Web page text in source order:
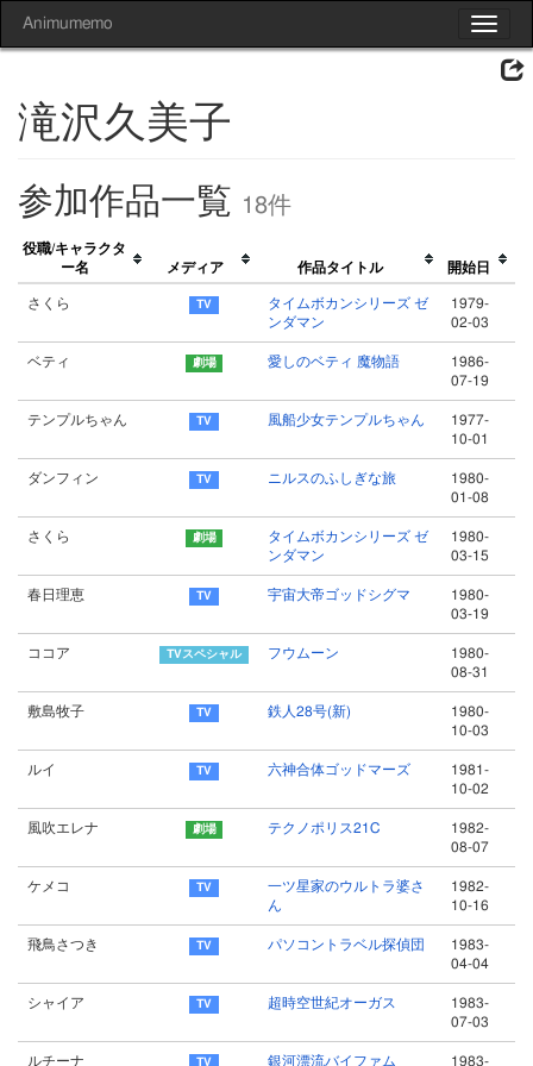
Toggle
Animumemo
滝沢久美子
参加作品一覧 18件
役職/キャラクタ
ー名
メディア 作品タイトル 開始日
さくら
タイムボカンシリーズ ゼ
ンダマン
1979-
02-03
ベティ 愛しのベティ 魔物語
1986-
07-19
テンプルちゃん 風船少女テンプルちゃん
1977-
10-01
ダンフィン ニルスのふしぎな旅
1980-
01-08
さくら
タイムボカンシリーズ ゼ
ンダマン
1980-
03-15
春日理恵 宇宙大帝ゴッドシグマ
1980-
03-19
ココア フウムーン
1980-
08-31
敷島牧子 鉄人28号(新)
1980-
10-03
ルイ 六神合体ゴッドマーズ
1981-
10-02
風吹エレナ テクノポリス21C
1982-
08-07
ケメコ
一ツ星家のウルトラ婆さ
ん
1982-
10-16
飛鳥さつき パソコントラベル探偵団
1983-
04-04
シャイア 超時空世紀オーガス
1983-
07-03
ルチーナ 銀河漂流バイファム 1983-